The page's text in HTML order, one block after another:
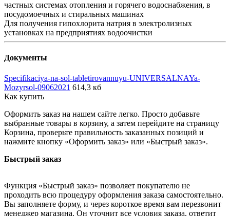
частных системах отопления и горячего водоснабжения, в
посудомоечных и стиральных машинах
Для получения гипохлорита натрия в электролизных
установках на предприятиях водоочистки
Документы
Specifikaciya-na-sol-tabletirovannuyu-UNIVERSALNAYa-
Mozyrsol-09062021 614,3 кб
Как купить
Оформить заказ на нашем сайте легко. Просто добавьте
выбранные товары в корзину, а затем перейдите на страницу
Корзина, проверьте правильность заказанных позиций и
нажмите кнопку «Оформить заказ» или «Быстрый заказ».
Быстрый заказ
Функция «Быстрый заказ» позволяет покупателю не
проходить всю процедуру оформления заказа самостоятельно.
Вы заполняете форму, и через короткое время вам перезвонит
менеджер магазина. Он уточнит все условия заказа, ответит